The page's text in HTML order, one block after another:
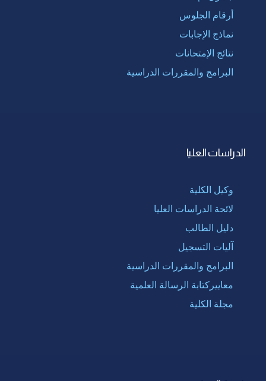
أرقام الجلوس
نماذج الإجابات
نتائج الإمتحانات
البرامج والمقررات الدراسية
الدراسات العليا
وكيل الكلية
لائحة الدراسات العليا
دليل الطالب
آليات التسجيل
البرامج والمقررات الدراسية
معاييركتابة الرسالة العلمية
مجلة الكلية